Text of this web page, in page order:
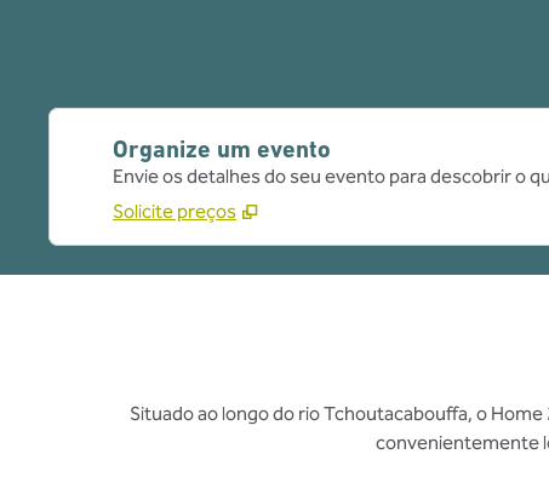
Organize um evento
Envie os detalhes do seu evento para descobrir o
Solicite preços
Situado ao longo do rio Tchoutacabouffa, o
convenientemente